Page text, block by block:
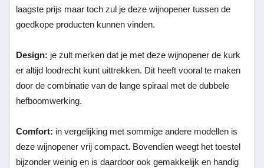
laagste prijs maar toch zul je deze wijnopener tussen de
goedkope producten kunnen vinden.
Design: je zult merken dat je met deze wijnopener de kurk
er altijd loodrecht kunt uittrekken. Dit heeft vooral te maken
door de combinatie van de lange spiraal met de dubbele
hefboomwerking.
Comfort: in vergelijking met sommige andere modellen is
deze wijnopener vrij compact. Bovendien weegt het toestel
bijzonder weinig en is daardoor ook gemakkelijk en handig